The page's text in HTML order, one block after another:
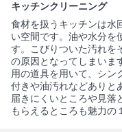
キッチンクリーニング
食材を扱うキッチンは水
い空間です。油や水分を
す。こびりついた汚れを
の原因となってしまいま
用の道具を用いて、シン
付きや油汚れなどありと
届きにくいところや見落
もらえるところも魅力の